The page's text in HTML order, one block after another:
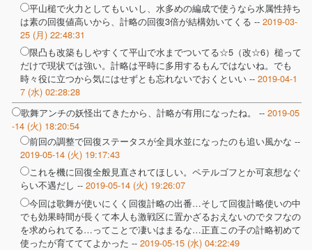
平山槌で火力としてもいいし、水多めの編成で使うなら水属性持ち
は素の回復値高いから、計略の回復3倍が結構効いてくる -- 2019-03-
25 (月) 22:48:31
限凸も改築もしやすくて平山で水までついてる☆5（改☆6）槌って
だけで現状では強い。計略は平時に多用するもんではないね。でも
時々役に立つから気にはせずとも忘れないでおくといい -- 2019-04-1
7 (水) 02:28:28
歌舞アンチの妖怪出てきたから、計略が有用になったね。 -- 2019-05
-14 (火) 18:20:54
前回の調整で回復ステータスが全員水並になったのも追い風かな --
2019-05-14 (火) 19:17:43
これを機に回復全般見直されてほしい。ペテルゴフとか可哀想なぐ
らい不遇だし -- 2019-05-14 (火) 19:26:07
今回は歌舞が使いにくく回復計略の出番…そして回復計略使いの中
でも効果時間が長くて本人も激戦区に置かざるおえないのでタフなの
を求められてる…ってことで凄いはまるな…正直この子の計略初めて
使ったが育てててよかった -- 2019-05-15 (水) 04:22:49